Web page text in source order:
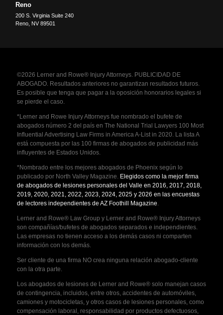
Reno
200 S. Virginia Suite 240
Reno NV 89501
©2026 Lerner and Rowe® Injury Attorneys. PUBLICIDAD DE
ABOGADO. Resultados anteriores no garantizan resultados futuros.
Es posible que tenga que pagar a la oposición honorarios legales si
se pierde el caso.
*Lerner and Rowe Injury Attorneys fue nombrado el bufete de
abogados número 2 del país en The National Trial Lawyers 100 Most
Influential Advertising Law Firms in America A-List in 2020. La lista A
está compuesta por las 100 firmas de abogados de publicidad más
influyentes de Estados Unidos.
*Nombrado entre los mejores abogados de Phoenix según lo
publicado por North Valley Magazine. Elegidos como la mejor firma
de abogados de lesiones personales del Valle en 2016, 2017, 2018,
2019, 2020, 2021, 2022, 2023, 2024, 2025 y 2026 en las encuestas
de lectores independientes de AZ Foothill Magazine.
Lerner and Rowe® Law Group y Lerner and Rowe® Injury Attorneys
son compañías/bufetes de abogados separados e independientes.
Las empresas no tienen acceso a los demás casos ni comparten
información con los demás.
Ser cliente de una firma NO crea ninguna relación abogado-cliente
con la otra parte.
Los abogados de lesiones de Lerner and Rowe® solo manejan casos
de contingencia, incluidos, entre otros, accidentes de automóviles,
camiones y motocicletas, y otros casos de lesiones personales, como
compensación laboral, responsabilidad por productos defectuosos,